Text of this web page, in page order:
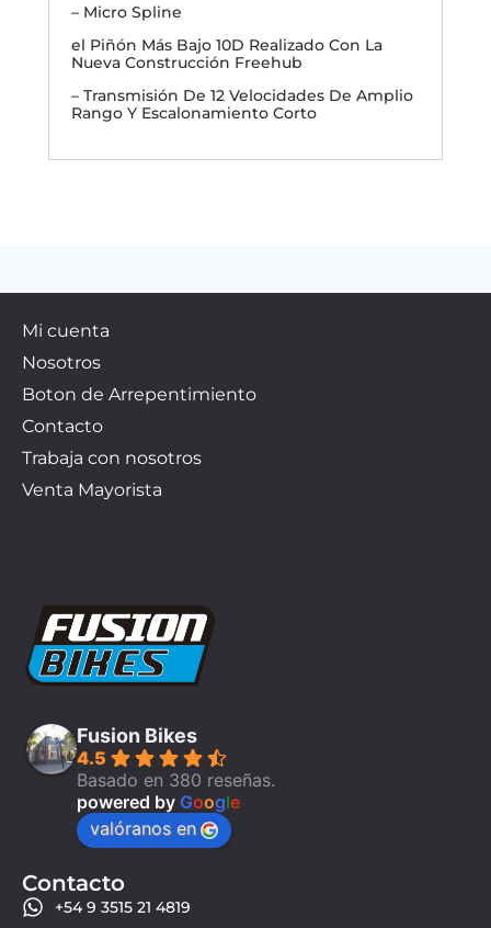
– Micro Spline
el Piñón Más Bajo 10D Realizado Con La
Nueva Construcción Freehub
– Transmisión De 12 Velocidades De Amplio
Rango Y Escalonamiento Corto
Mi cuenta
Nosotros
Boton de Arrepentimiento
Contacto
Trabaja con nosotros
Venta Mayorista
Fusion Bikes
4.5
Basado en 380 reseñas.
powered by Google
valóranos en
Contacto
+54 9 3515 21 4819